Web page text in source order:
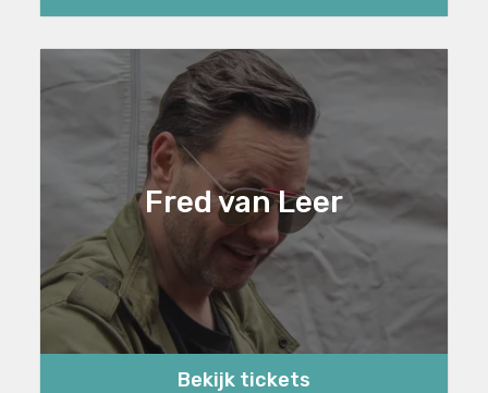
Fred van Leer
Bekijk tickets